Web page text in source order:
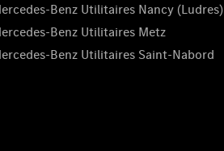
Benz Utilitaires Nancy (Ludres)
Benz Utilitaires Metz
Benz Utilitaires Saint-Nabord